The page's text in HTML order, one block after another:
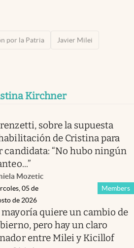
por la Patria Javier Milei
Kirchner
sobre la supuesta
de Cristina para
candidata: “No hubo ningún
Mozetic
Members
05 de
de 2026
mayoría quiere un cambio de
pero hay un claro
entre Milei y Kicillof